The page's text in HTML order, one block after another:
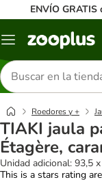
ENVÍO
Menú
Buscar
productos
Roedores y +
TIAKI jaula
Étagère,
Unidad adicional: 93,5
This is a stars rating